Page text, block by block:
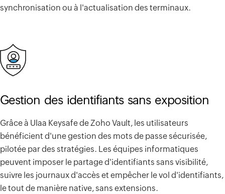
synchronisation ou à l'actualisation des terminaux.
Gestion des identifiants sans exposition
Grâce à Ulaa Keysafe de Zoho Vault, les utilisateurs
bénéficient d'une gestion des mots de passe sécurisée,
pilotée par des stratégies. Les équipes informatiques
peuvent imposer le partage d'identifiants sans visibilité,
suivre les journaux d'accès et empêcher le vol d'identifiants,
le tout de manière native, sans extensions.